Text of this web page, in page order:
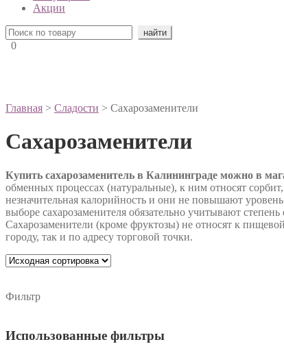
Акции
0
Главная > Сладости > Сахарозаменители
Сахарозаменители
Купить сахарозаменитель в Калининграде можно в
обменных процессах (натуральные), к ним относят
незначительная калорийность и они не повышают
выборе сахарозаменителя обязательно учитывают
Сахарозаменители (кроме фруктозы) не относят к
городу, так и по адресу торговой точки.
Фильтр
Использованные фильтры